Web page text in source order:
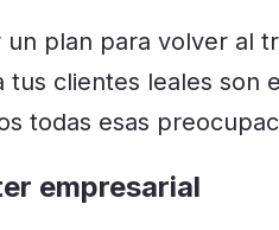
plan para volver al
clientes leales son
todas esas
empresarial